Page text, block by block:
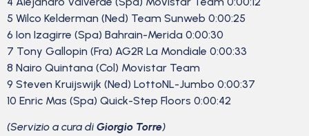
5 Wilco Kelderman (Ned) Team Sunweb 0:00:25
6 Ion Izagirre (Spa) Bahrain-Merida 0:00:30
7 Tony Gallopin (Fra) AG2R La Mondiale 0:00:33
8 Nairo Quintana (Col) Movistar Team
9 Steven Kruijswijk (Ned) LottoNL-Jumbo 0:00:37
10 Enric Mas (Spa) Quick-Step Floors 0:00:42
(Servizio a cura di Giorgio Torre)